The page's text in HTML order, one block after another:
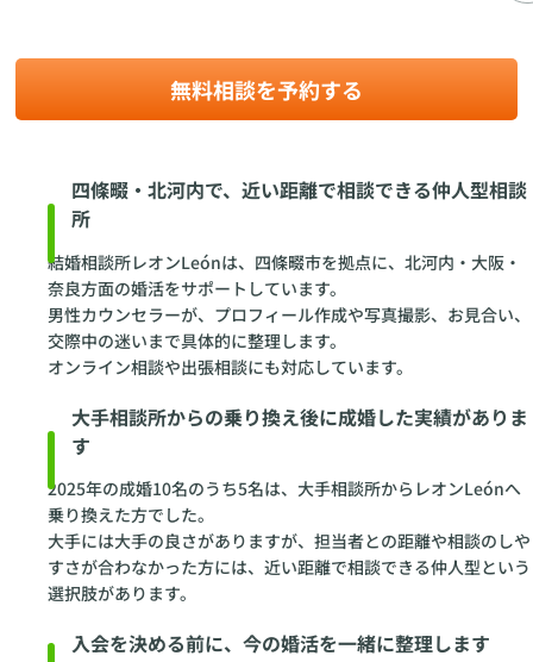
無料相談を予約する
四條畷・北河内で、近い距離で相談できる仲人型相談
所
結婚相談所レオンLeónは、四條畷市を拠点に、北河内・大阪・
奈良方面の婚活をサポートしています。
男性カウンセラーが、プロフィール作成や写真撮影、お見合い、
交際中の迷いまで具体的に整理します。
オンライン相談や出張相談にも対応しています。
大手相談所からの乗り換え後に成婚した実績がありま
す
2025年の成婚10名のうち5名は、大手相談所からレオンLeónへ
乗り換えた方でした。
大手には大手の良さがありますが、担当者との距離や相談のしや
すさが合わなかった方には、近い距離で相談できる仲人型という
選択肢があります。
入会を決める前に、今の婚活を一緒に整理します